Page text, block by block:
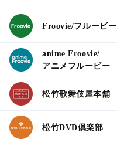
Froovie/フルービー
anime Froovie/
アニメフルービー
松竹歌舞伎屋本舗
松竹DVD倶楽部